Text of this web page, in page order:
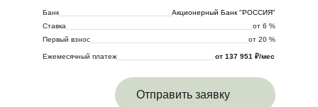
Банк
Акционерный Банк "РОССИЯ"
Ставка
от 6 %
Первый взнос
от 20 %
Ежемесячный платеж от 137 951 ₽/мес
Отправить заявку